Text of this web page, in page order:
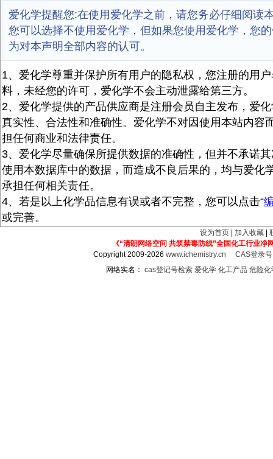
爱化学提醒您:在使用爱化学之前，请您务必仔细阅读
您可以选择不使用爱化学，但如果您使用爱化学，您
为对本声明全部内容的认可。
1、爱化学尊重并保护所有用户的隐私权，您注册的用
料，未经您的许可，爱化学不会主动泄露给第三方。
2、爱化学提供的产品供应商是注册会员自主发布，爱
真实性、合法性和准确性。爱化学不对因使用本站内容
担任何商业和法律责任。
3、爱化学尽量确保所提供数据的准确性，但并不承诺
使用本数据库中的数据，而造成不良后果的，均与爱化
承担任何相关责任。
4、若是以上化学品信息有误或者不完整，您可以点击“
或完善。
设为首页 加入收藏
《“清朗网络空间 共筑禁毒防线”全国化工行业净
Copyright 2009-2026www.ichemistry.cn
CAS登录
网络实名： cas登记号检索 爱化学 化工产品 危险化